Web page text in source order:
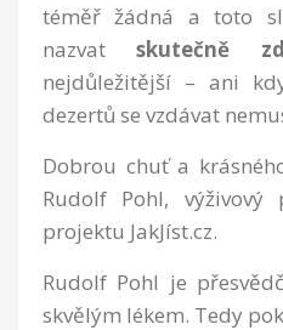
téměř žádná a toto
nazvatskutečně
nejdůležitější – ani
dezertů se vzdávat
Dobrou chuť a
Rudolf Pohl, výživový
projektu JakJíst.cz.
Rudolf Pohl je
skvělým lékem. Tedy